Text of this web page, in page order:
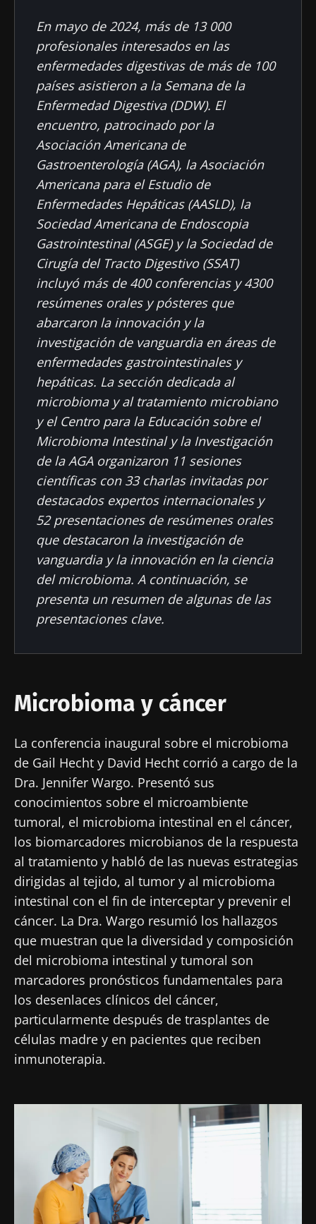
En mayo de 2024, más de 13 000
profesionales interesados en las
enfermedades digestivas de más de 100
países asistieron a la Semana de la
Enfermedad Digestiva (DDW). El
encuentro, patrocinado por la
Asociación Americana de
Gastroenterología (AGA), la Asociación
Americana para el Estudio de
Enfermedades Hepáticas (AASLD), la
Sociedad Americana de Endoscopia
Gastrointestinal (ASGE) y la Sociedad de
Cirugía del Tracto Digestivo (SSAT)
incluyó más de 400 conferencias y 4300
resúmenes orales y pósteres que
abarcaron la innovación y la
investigación de vanguardia en áreas de
enfermedades gastrointestinales y
hepáticas. La sección dedicada al
microbioma y al tratamiento microbiano
y el Centro para la Educación sobre el
Microbioma Intestinal y la Investigación
de la AGA organizaron 11 sesiones
científicas con 33 charlas invitadas por
destacados expertos internacionales y
52 presentaciones de resúmenes orales
que destacaron la investigación de
vanguardia y la innovación en la ciencia
del microbioma. A continuación, se
presenta un resumen de algunas de las
presentaciones clave.
Microbioma y cáncer
La conferencia inaugural sobre el microbioma
de Gail Hecht y David Hecht corrió a cargo de la
Dra. Jennifer Wargo. Presentó sus
conocimientos sobre el microambiente
tumoral, el microbioma intestinal en el cáncer,
los biomarcadores microbianos de la respuesta
al tratamiento y habló de las nuevas estrategias
dirigidas al tejido, al tumor y al microbioma
intestinal con el fin de interceptar y prevenir el
cáncer. La Dra. Wargo resumió los hallazgos
que muestran que la diversidad y composición
del microbioma intestinal y tumoral son
marcadores pronósticos fundamentales para
los desenlaces clínicos del cáncer,
particularmente después de trasplantes de
células madre y en pacientes que reciben
inmunoterapia.